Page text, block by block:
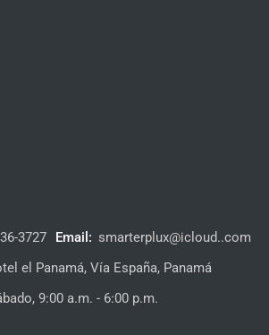
3727 Email: smarterplux@icloud..com
el Panamá, Vía España, Panamá
9:00 a.m. - 6:00 p.m.